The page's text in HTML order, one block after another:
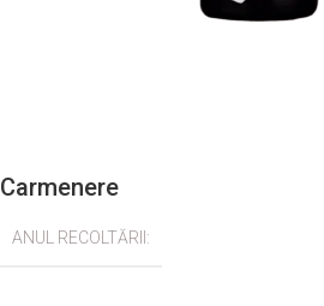
Carmenere
ANUL RECOLTĂRII: